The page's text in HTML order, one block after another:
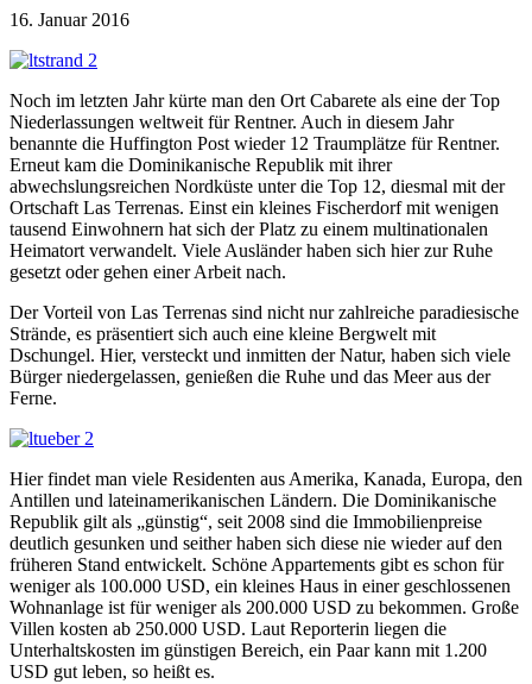
16. Januar 2016
Noch im letzten Jahr kürte man den Ort Cabarete als eine der Top
Niederlassungen weltweit für Rentner. Auch in diesem Jahr
benannte die Huffington Post wieder 12 Traumplätze für Rentner.
Erneut kam die Dominikanische Republik mit ihrer
abwechslungsreichen Nordküste unter die Top 12, diesmal mit der
Ortschaft Las Terrenas. Einst ein kleines Fischerdorf mit wenigen
tausend Einwohnern hat sich der Platz zu einem multinationalen
Heimatort verwandelt. Viele Ausländer haben sich hier zur Ruhe
gesetzt oder gehen einer Arbeit nach.
Der Vorteil von Las Terrenas sind nicht nur zahlreiche paradiesische
Strände, es präsentiert sich auch eine kleine Bergwelt mit
Dschungel. Hier, versteckt und inmitten der Natur, haben sich viele
Bürger niedergelassen, genießen die Ruhe und das Meer aus der
Ferne.
Hier findet man viele Residenten aus Amerika, Kanada, Europa, den
Antillen und lateinamerikanischen Ländern. Die Dominikanische
Republik gilt als „günstig“, seit 2008 sind die Immobilienpreise
deutlich gesunken und seither haben sich diese nie wieder auf den
früheren Stand entwickelt. Schöne Appartements gibt es schon für
weniger als 100.000 USD, ein kleines Haus in einer geschlossenen
Wohnanlage ist für weniger als 200.000 USD zu bekommen. Große
Villen kosten ab 250.000 USD. Laut Reporterin liegen die
Unterhaltskosten im günstigen Bereich, ein Paar kann mit 1.200
USD gut leben, so heißt es.